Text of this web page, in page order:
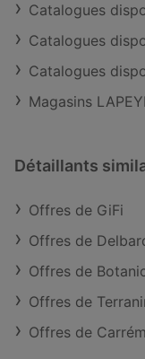
Catalogues
Catalogues
Catalogues
Magasins
Détaillants
Offres de GiFi
Offres de
Offres de
Offres de
Offres de